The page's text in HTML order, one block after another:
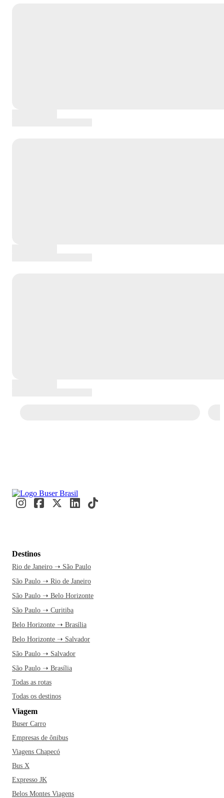
Destinos
Rio de Janeiro ➝ São Paulo
São Paulo ➝ Rio de Janeiro
São Paulo ➝ Belo Horizonte
São Paulo ➝ Curitiba
Belo Horizonte ➝ Brasília
Belo Horizonte ➝ Salvador
São Paulo ➝ Salvador
São Paulo ➝ Brasília
Todas as rotas
Todas os destinos
Viagem
Buser Carro
Empresas de ônibus
Viagens Chapecó
Bus X
Expresso JK
Belos Montes Viagens